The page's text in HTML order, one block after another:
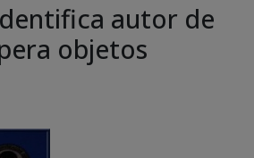
autor de
objetos